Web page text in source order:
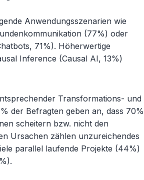
Anwendungsszenarien wie
(77%) oder
71%). Höherwertige
Inference (Causal AI, 13%)
Transformations- und
der Befragten geben an, dass 70%
scheitern bzw. nicht den
Ursachen zählen unzureichendes
parallel laufende Projekte (44%)